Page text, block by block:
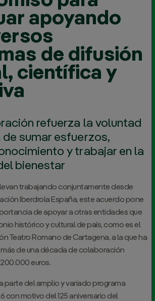
apoyando
de difusión
científica y
refuerza la voluntad
sumar esfuerzos,
y trabajar en la
bienestar
trabajando conjuntamente desde
Iberdrola España, este acuerdo pone
de apoyar a otras entidades que
histórico y cultural de país, como es el
Teatro Romano de Cartagena, a la que ha
de una década de colaboración
euros.
parte del amplio y variado programa
con motivo del 125 aniversario del